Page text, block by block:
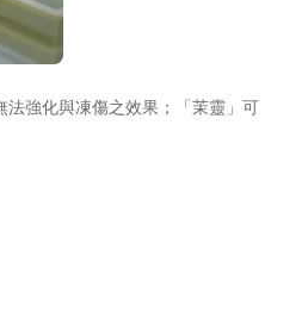
強化與凍傷之效果；「茉靈」可